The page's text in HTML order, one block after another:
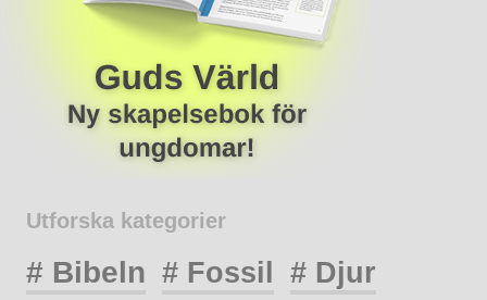
Utforska kategorier
# Bibeln # Fossil # Djur